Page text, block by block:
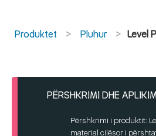
Produktet Pluhur Level
PËRSHKRIMI DHE
Përshkrimi i produktit:
material cilësor i